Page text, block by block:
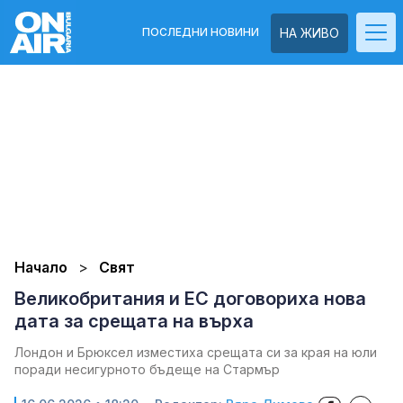
НА ЖИВО
ПОСЛЕДНИ НОВИНИ
Начало Свят
Великобритания и ЕС договориха нова
дата за срещата на върха
Лондон и Брюксел изместиха срещата си за края на юли
поради несигурното бъдеще на Стармър